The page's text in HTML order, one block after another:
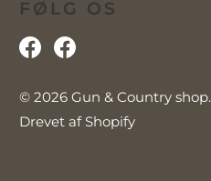
FØLG OS
© 2026Gun & Country shop.
Drevet af Shopify